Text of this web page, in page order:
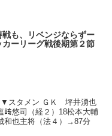
も、リベンジならずー
カーリーグ戦後期第２節
▼スタメン ＧＫ 坪井湧也
悠司（経２）18松本大輔
和也主将（法４）→87分